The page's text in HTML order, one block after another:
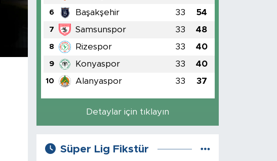
6 Başakşehir 33 54
7 Samsunspor 33 48
8 Rizespor 33 40
9 Konyaspor 33 40
10 Alanyaspor 33 37
Detaylar için tıklayın
Süper Lig Fikstür